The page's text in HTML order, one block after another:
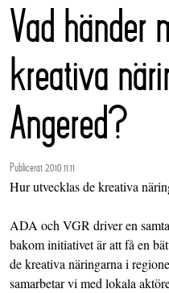
Vad händer
kreativa
Angered?
Publicerat 2010.11.11
Hur utvecklas de kreativa
ADA och VGR driver en
bakom initiativet är att få en
de kreativa näringarna i
samarbetar vi med lokala